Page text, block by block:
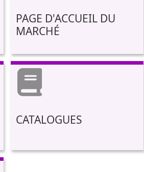
PAGE D'ACCUEIL DU
MARCHÉ
CATALOGUES